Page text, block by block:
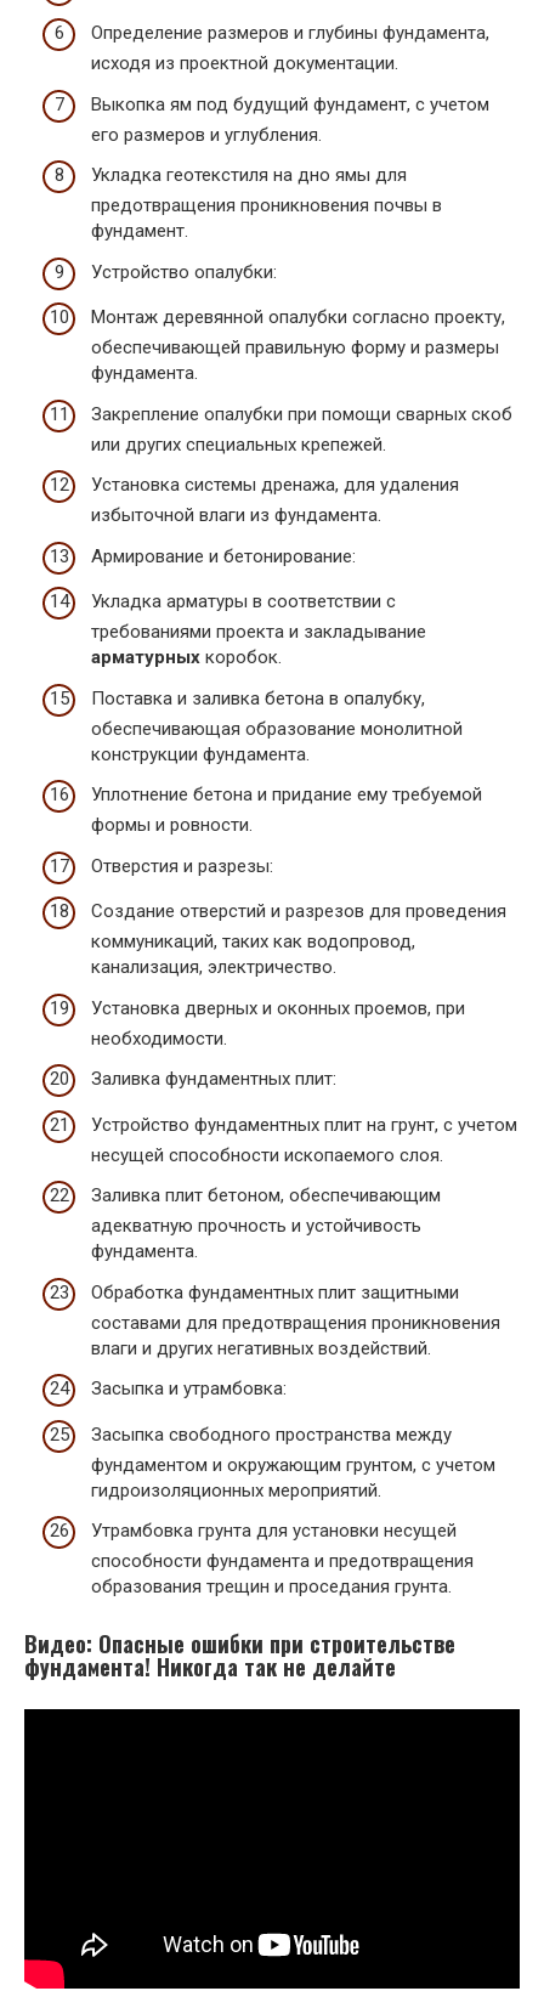
Определение размеров и глубины фундамента,
исходя из проектной документации.
Выкопка ям под будущий фундамент, с учетом
его размеров и углубления.
Укладка геотекстиля на дно ямы для
предотвращения проникновения почвы в
фундамент.
Устройство опалубки:
Монтаж деревянной опалубки согласно проекту,
обеспечивающей правильную форму и размеры
фундамента.
Закрепление опалубки при помощи сварных скоб
или других специальных крепежей.
Установка системы дренажа, для удаления
избыточной влаги из фундамента.
Армирование и бетонирование:
Укладка арматуры в соответствии с
требованиями проекта и закладывание
арматурных коробок.
Поставка и заливка бетона в опалубку,
обеспечивающая образование монолитной
конструкции фундамента.
Уплотнение бетона и придание ему требуемой
формы и ровности.
Отверстия и разрезы:
Создание отверстий и разрезов для проведения
коммуникаций, таких как водопровод,
канализация, электричество.
Установка дверных и оконных проемов, при
необходимости.
Заливка фундаментных плит:
Устройство фундаментных плит на грунт, с учетом
несущей способности ископаемого слоя.
Заливка плит бетоном, обеспечивающим
адекватную прочность и устойчивость
фундамента.
Обработка фундаментных плит защитными
составами для предотвращения проникновения
влаги и других негативных воздействий.
Засыпка и утрамбовка:
Засыпка свободного пространства между
фундаментом и окружающим грунтом, с учетом
гидроизоляционных мероприятий.
Утрамбовка грунта для установки несущей
способности фундамента и предотвращения
образования трещин и проседания грунта.
Видео: Опасные ошибки при строительстве
фундамента! Никогда так не делайте